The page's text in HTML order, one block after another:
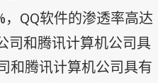
， QQ软件的渗透率高达
司和腾讯计算机公司具
和腾讯计算机公司具有